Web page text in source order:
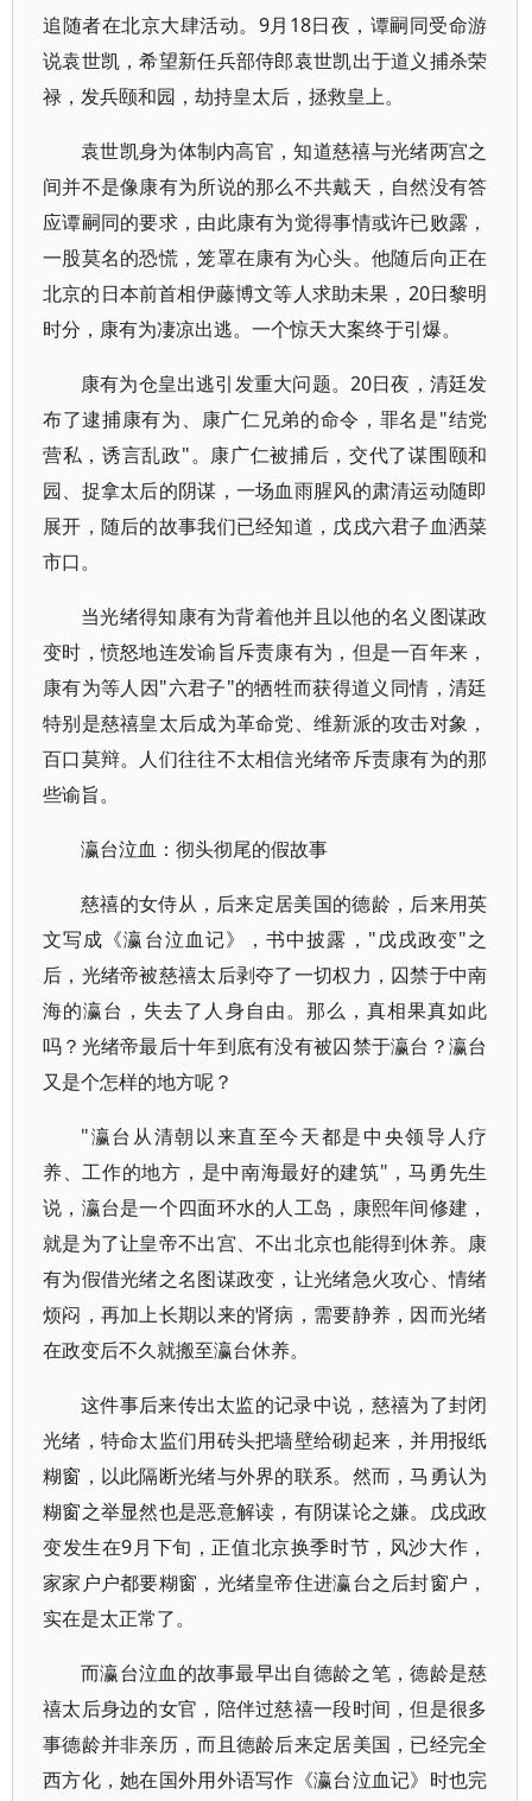
追随者在北京大肆活动。9月18日夜，谭嗣同受命游
说袁世凯，希望新任兵部侍郎袁世凯出于道义捕杀荣
禄，发兵颐和园，劫持皇太后，拯救皇上。
袁世凯身为体制内高官，知道慈禧与光绪两宫之
间并不是像康有为所说的那么不共戴天，自然没有答
应谭嗣同的要求，由此康有为觉得事情或许已败露，
一股莫名的恐慌，笼罩在康有为心头。他随后向正在
北京的日本前首相伊藤博文等人求助未果，20日黎明
时分，康有为凄凉出逃。一个惊天大案终于引爆。
康有为仓皇出逃引发重大问题。20日夜，清廷发
布了逮捕康有为、康广仁兄弟的命令，罪名是"结党
营私，诱言乱政"。康广仁被捕后，交代了谋围颐和
园、捉拿太后的阴谋，一场血雨腥风的肃清运动随即
展开，随后的故事我们已经知道，戊戌六君子血洒菜
市口。
当光绪得知康有为背着他并且以他的名义图谋政
变时，愤怒地连发谕旨斥责康有为，但是一百年来，
康有为等人因"六君子"的牺牲而获得道义同情，清廷
特别是慈禧皇太后成为革命党、维新派的攻击对象，
百口莫辩。人们往往不太相信光绪帝斥责康有为的那
些谕旨。
瀛台泣血：彻头彻尾的假故事
慈禧的女侍从，后来定居美国的德龄，后来用英
文写成《瀛台泣血记》，书中披露，"戊戌政变"之
后，光绪帝被慈禧太后剥夺了一切权力，囚禁于中南
海的瀛台，失去了人身自由。那么，真相果真如此
吗？光绪帝最后十年到底有没有被囚禁于瀛台？瀛台
又是个怎样的地方呢？
"瀛台从清朝以来直至今天都是中央领导人疗
养、工作的地方，是中南海最好的建筑"，马勇先生
说，瀛台是一个四面环水的人工岛，康熙年间修建，
就是为了让皇帝不出宫、不出北京也能得到休养。康
有为假借光绪之名图谋政变，让光绪急火攻心、情绪
烦闷，再加上长期以来的肾病，需要静养，因而光绪
在政变后不久就搬至瀛台休养。
这件事后来传出太监的记录中说，慈禧为了封闭
光绪，特命太监们用砖头把墙壁给砌起来，并用报纸
糊窗，以此隔断光绪与外界的联系。然而，马勇认为
糊窗之举显然也是恶意解读，有阴谋论之嫌。戊戌政
变发生在9月下旬，正值北京换季时节，风沙大作，
家家户户都要糊窗，光绪皇帝住进瀛台之后封窗户，
实在是太正常了。
而瀛台泣血的故事最早出自德龄之笔，德龄是慈
禧太后身边的女官，陪伴过慈禧一段时间，但是很多
事德龄并非亲历，而且德龄后来定居美国，已经完全
西方化，她在国外用外语写作《瀛台泣血记》时也完